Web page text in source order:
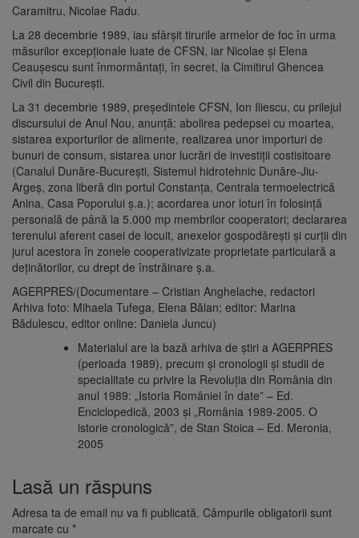
Caramitru, Nicolae Radu.
La 28 decembrie 1989, iau sfârşit tirurile armelor de foc în urma
măsurilor excepţionale luate de CFSN, iar Nicolae şi Elena
Ceauşescu sunt înmormântaţi, în secret, la Cimitirul Ghencea
Civil din Bucureşti.
La 31 decembrie 1989, preşedintele CFSN, Ion Iliescu, cu prilejul
discursului de Anul Nou, anunţă: abolirea pedepsei cu moartea,
sistarea exporturilor de alimente, realizarea unor importuri de
bunuri de consum, sistarea unor lucrări de investiţii costisitoare
(Canalul Dunăre-Bucureşti, Sistemul hidrotehnic Dunăre-Jiu-
Argeş, zona liberă din portul Constanţa, Centrala termoelectrică
Anina, Casa Poporului ş.a.); acordarea unor loturi în folosinţă
personală de până la 5.000 mp membrilor cooperatori; declararea
terenului aferent casei de locuit, anexelor gospodăreşti şi curţii din
jurul acestora în zonele cooperativizate proprietate particulară a
deţinătorilor, cu drept de înstrăinare ş.a.
AGERPRES/(Documentare – Cristian Anghelache, redactori
Arhiva foto: Mihaela Tufega, Elena Bălan; editor: Marina
Bădulescu, editor online: Daniela Juncu)
Materialul are la bază arhiva de ştiri a AGERPRES
(perioada 1989), precum şi cronologii şi studii de
specialitate cu privire la Revoluţia din România din
anul 1989: „Istoria României în date” – Ed.
Enciclopedică, 2003 şi „România 1989-2005. O
istorie cronologică”, de Stan Stoica – Ed. Meronia,
2005
Lasă un răspuns
Adresa ta de email nu va fi publicată. Câmpurile obligatorii sunt
marcate cu *